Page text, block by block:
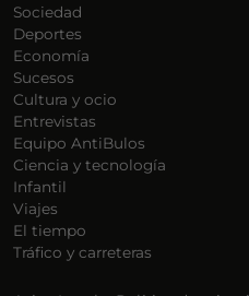
Sociedad
Deportes
Economía
Sucesos
Cultura y ocio
Entrevistas
Equipo AntiBulos
Ciencia y tecnología
Infantil
Viajes
El tiempo
Tráfico y carreteras